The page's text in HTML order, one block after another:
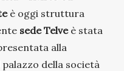
è oggi struttura
sede Telveè stata
alla
della società